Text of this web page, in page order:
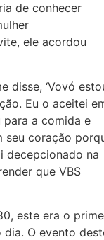
de conhecer
ele acordou
disse, ‘Vovó
Eu o aceitei
para a comida e
seu coração
decepcionado na
que VBS
este era o
O evento